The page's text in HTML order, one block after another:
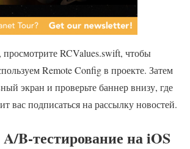
RCValues.swift, чтобы
Remote Config в проекте. Затем
экран и проверьте баннер внизу, где
вас подписаться на рассылку новостей.
B-тестирование на iOS